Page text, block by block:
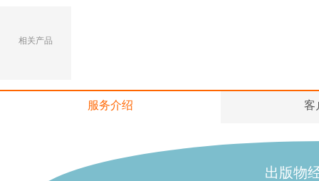
相关产品
服务介绍 客
出版物